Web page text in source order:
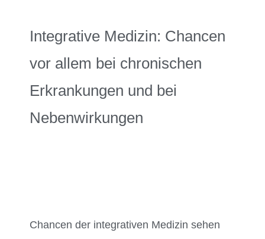
Integrative Medizin: Chancen
vor allem bei chronischen
Erkrankungen und bei
Nebenwirkungen
Chancen der integrativen Medizin sehen